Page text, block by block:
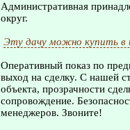
Административная
округ.
Эту дачу можно купить в
Оперативный показ по
выход на сделку. С нашей
объекта, прозрачности
сопровождение.
менеджеров. Звоните!